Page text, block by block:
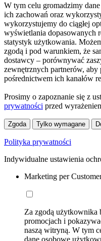
W tym celu gromadzimy
ich zachowań oraz
wykorzystujemy do ciągłej
wyświetlania dopasowanych
statystyk użytkowania.
zgodą i pod warunkiem, że
dostawcy – porównywać
zewnętrznych partnerów,
pośrednictwem ich kanałów
Prosimy o zapoznanie się z
prywatności przed
Zgoda Tylko wymagane
Polityka prywatności
Indywidualne ustawienia
Marketing per
Za zgodą użytkownika
promocjach i
naszą witryną. W tym
dane osobowe